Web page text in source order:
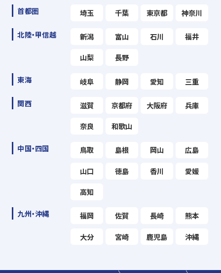
首都圏 埼玉 千葉 東京都 神奈川
北陸・甲信越 新潟 富山 石川 福井
山梨 長野
東海 岐阜 静岡 愛知 三重
関西 滋賀 京都府 大阪府 兵庫
奈良 和歌山
中国・四国 鳥取 島根 岡山 広島
山口 徳島 香川 愛媛
高知
九州・沖縄 福岡 佐賀 長崎 熊本
大分 宮崎 鹿児島 沖縄